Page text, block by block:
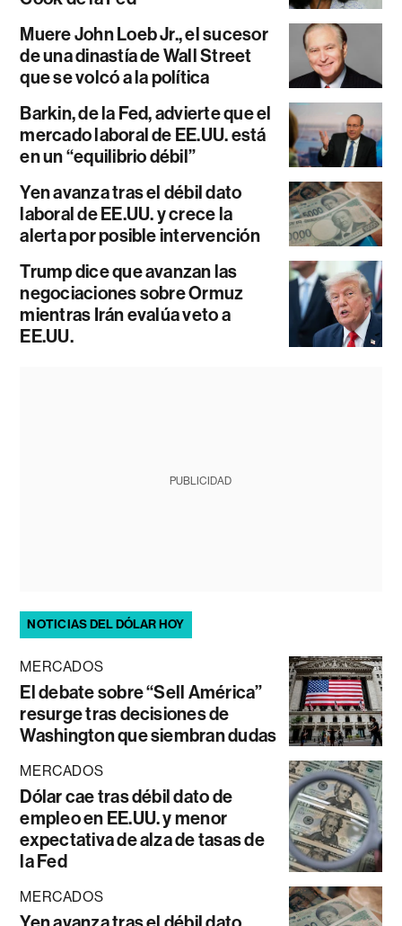
Muere John Loeb Jr., el sucesor
de una dinastía de Wall Street
que se volcó a la política
Barkin, de la Fed, advierte que el
mercado laboral de EE.UU. está
en un “equilibrio débil”
Yen avanza tras el débil dato
laboral de EE.UU. y crece la
alerta por posible intervención
Trump dice que avanzan las
negociaciones sobre Ormuz
mientras Irán evalúa veto a
EE.UU.
PUBLICIDAD
NOTICIAS DEL DÓLAR HOY
MERCADOS
El debate sobre “Sell América”
resurge tras decisiones de
Washington que siembran dudas
MERCADOS
Dólar cae tras débil dato de
empleo en EE.UU. y menor
expectativa de alza de tasas de
la Fed
MERCADOS